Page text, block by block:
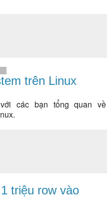
trên Linux
các bạn tổng quan về
triệu row vào